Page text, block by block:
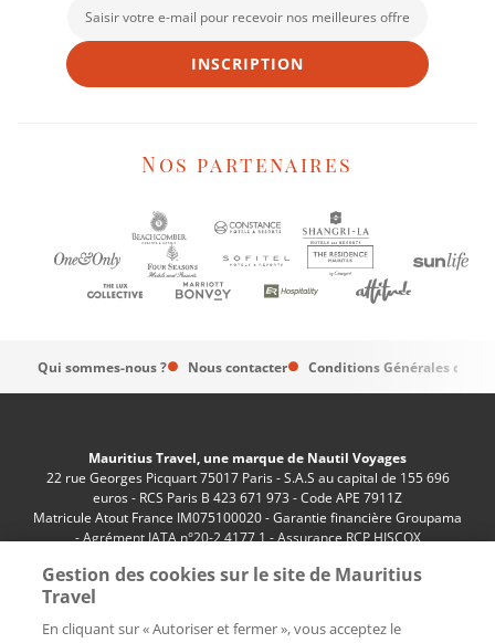
INSCRIPTION
Nos partenaires
Qui sommes-nous ? Nous contacter Conditions Générales de
Mauritius Travel, une marque de Nautil Voyages
22 rue Georges Picquart 75017 Paris - S.A.S au capital de 155 696
euros - RCS Paris B 423 671 973 - Code APE 7911Z
Matricule Atout France IM075100020 - Garantie financière Groupama
- Agrément IATA n°20-2 4177 1 - Assurance RCP HISCOX
Gestion des cookies sur le site de Mauritius
Travel
En cliquant sur « Autoriser et fermer », vous acceptez le